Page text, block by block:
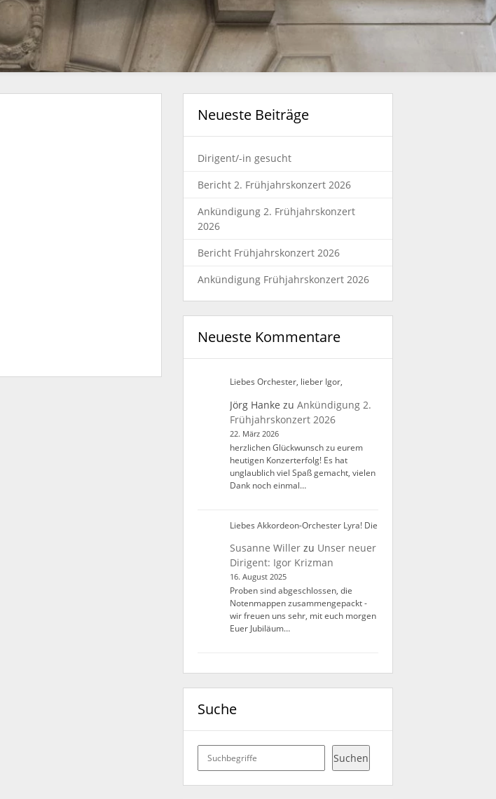
Neueste Beiträge
Dirigent/-in gesucht
Bericht 2. Frühjahrskonzert 2026
Ankündigung 2. Frühjahrskonzert
2026
Bericht Frühjahrskonzert 2026
Ankündigung Frühjahrskonzert 2026
Neueste Kommentare
Jörg Hanke zu Ankündigung 2.
Frühjahrskonzert 2026
22. März 2026
Liebes Orchester, lieber Igor,
herzlichen Glückwunsch zu eurem
heutigen Konzerterfolg! Es hat
unglaublich viel Spaß gemacht, vielen
Dank noch einmal…
Susanne Willerzu Unser neuer
Dirigent: Igor Krizman
16. August 2025
Liebes Akkordeon-Orchester Lyra! Die
Proben sind abgeschlossen, die
Notenmappen zusammengepackt -
wir freuen uns sehr, mit euch morgen
Euer Jubiläum…
Suche
Suchen Suchen